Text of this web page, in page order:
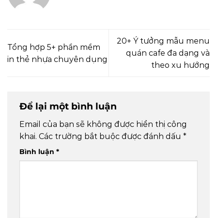
Tổng hợp 5+ phần mềm
in thẻ nhựa chuyên dụng
20+ Ý tưởng mẫu menu
quán cafe đa dạng và
theo xu hướng
Để lại một bình luận
Email của bạn sẽ không được hiển thị công
khai. Các trường bắt buộc được đánh dấu *
Bình luận *